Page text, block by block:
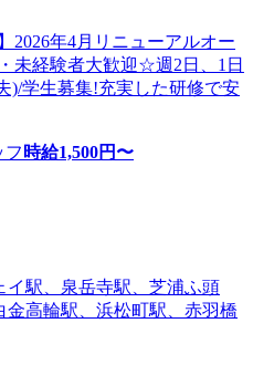
2026年4月リニューアルオー
未経験者大歓迎☆週2日、1日
)/学生募集!充実した研修で安
フ 時給1,500円〜
イ駅、泉岳寺駅、芝浦ふ頭
高輪駅、浜松町駅、赤羽橋